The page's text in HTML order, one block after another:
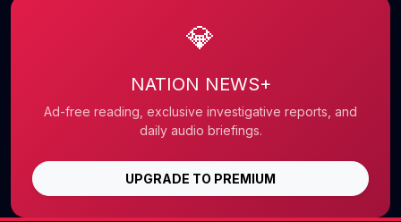
💎
NATION NEWS+
Ad-free reading, exclusive investigative reports, and
daily audio briefings.
UPGRADE TO PREMIUM